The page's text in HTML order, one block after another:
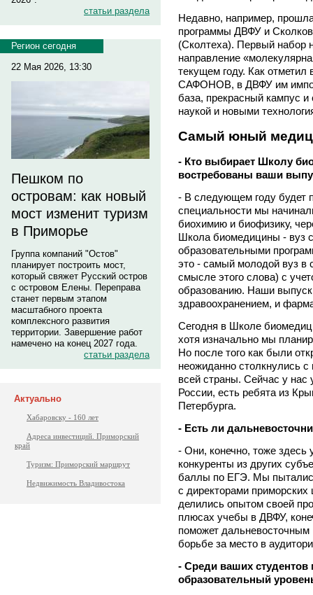
статьи раздела
Регион сегодня
22 Мая 2026, 13:30
Пешком по
островам: как новый
мост изменит туризм
в Приморье
Группа компаний "Остов"
планирует построить мост,
который свяжет Русский остров
с островом Елены. Переправа
станет первым этапом
масштабного проекта
комплексного развития
территории. Завершение работ
намечено на конец 2027 года.
статьи раздела
Актуально
Хабаровску - 160 лет
Адреса инвестиций. Приморский
край
Туризм: Приморский маршрут
Недвижимость Владивостока
Недавно, например,
программы ДВФУ и
(Сколтеха). Первый набор
направление
текущем году. Как
САФОНОВ, в ДВФУ им
база, прекрасный кампус и
наукой и новыми
Самый юный
- Кто выбирает Школу
востребованы ваши
- В следующем году будет
специальности мы
биохимию и биофизику,
Школа биомедицины - вуз
образовательными
это - самый молодой вуз в
смысле этого слова) с
образованию. Наши
здравоохранением, и
Сегодня в Школе
хотя изначально мы
Но после того как были
неожиданно столкнулись с
всей страны. Сейчас у нас
России, есть ребята из
Петербурга.
- Есть ли
- Они, конечно, тоже здесь
конкуренты из других
баллы по ЕГЭ. Мы
с директорами
делились опытом своей
плюсах учебы в ДВФУ,
поможет дальневосточным
борьбе за место в
- Среди ваших студентов
образовательный